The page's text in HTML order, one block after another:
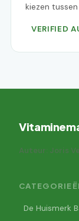
kiezen
VERIFIED
Auteur: Joris
De Huismerk